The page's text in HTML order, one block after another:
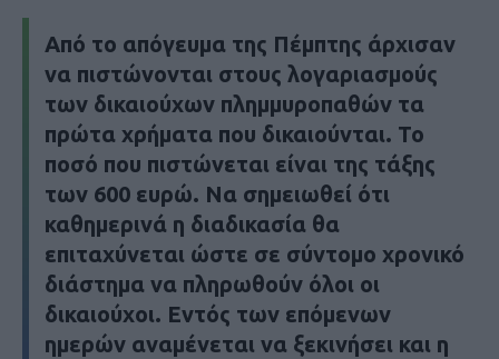
Από το απόγευμα της Πέμπτης άρχισαν
να πιστώνονται στους λογαριασμούς
των δικαιούχων πλημμυροπαθών τα
πρώτα χρήματα που δικαιούνται. Το
ποσό που πιστώνεται είναι της τάξης
των 600 ευρώ. Να σημειωθεί ότι
καθημερινά η διαδικασία θα
επιταχύνεται ώστε σε σύντομο χρονικό
διάστημα να πληρωθούν όλοι οι
δικαιούχοι. Εντός των επόμενων
ημερών αναμένεται να ξεκινήσει και η